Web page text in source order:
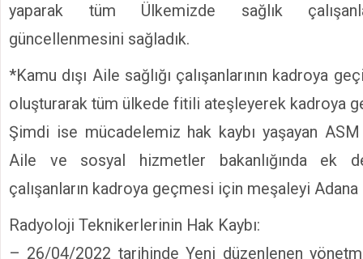
yaparak tüm Ülkemizde sağlık
güncellenmesini sağladık.
*Kamu dışı Aile sağlığı çalışanlarının kadroya
oluşturarak tüm ülkede fitili ateşleyerek kadroya
Şimdi ise mücadelemiz hak kaybı yaşayan
Aile ve sosyal hizmetler bakanlığında ek
çalışanların kadroya geçmesi için meşaleyi Adana
Radyoloji Teknikerlerinin Hak Kaybı:
– 26/04/2022 tarihinde Yeni düzenlenen